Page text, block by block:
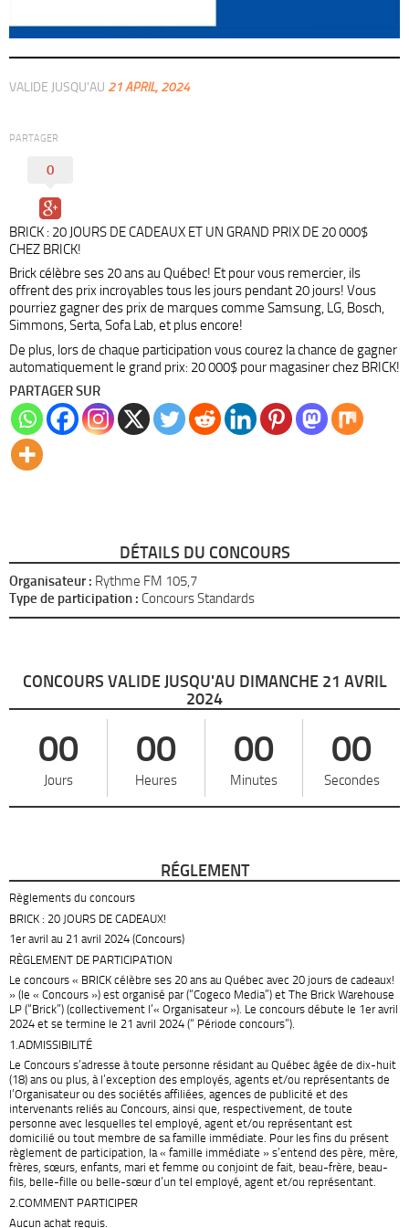
VALIDE JUSQU'AU 21 APRIL, 2024
PARTAGER
0
BRICK : 20 JOURS DE CADEAUX ET UN GRAND PRIX DE 20 000$
CHEZ BRICK!
Brick célèbre ses 20 ans au Québec! Et pour vous remercier, ils
offrent des prix incroyables tous les jours pendant 20 jours! Vous
pourriez gagner des prix de marques comme Samsung, LG, Bosch,
Simmons, Serta, Sofa Lab, et plus encore!
De plus, lors de chaque participation vous courez la chance de gagner
automatiquement le grand prix: 20 000$ pour magasiner chez BRICK!
PARTAGER SUR
DÉTAILS DU CONCOURS
Organisateur : Rythme FM 105,7
Type de participation : Concours Standards
CONCOURS VALIDE JUSQU'AU DIMANCHE 21 AVRIL
2024
00
Jours
00
Heures
00
Minutes
00
Secondes
RÉGLEMENT
Règlements du concours
BRICK : 20 JOURS DE CADEAUX!
1er avril au 21 avril 2024 (Concours)
RÈGLEMENT DE PARTICIPATION
Le concours « BRICK célèbre ses 20 ans au Québec avec 20 jours de cadeaux!
» (le « Concours ») est organisé par (“Cogeco Media”) et The Brick Warehouse
LP (“Brick”) (collectivement l’« Organisateur »). Le concours débute le 1er avril
2024 et se termine le 21 avril 2024 (“ Période concours”).
1.ADMISSIBILITÉ
Le Concours s’adresse à toute personne résidant au Québec âgée de dix-huit
(18) ans ou plus, à l’exception des employés, agents et/ou représentants de
l’Organisateur ou des sociétés affiliées, agences de publicité et des
intervenants reliés au Concours, ainsi que, respectivement, de toute
personne avec lesquelles tel employé, agent et/ou représentant est
domicilié ou tout membre de sa famille immédiate. Pour les fins du présent
règlement de participation, la « famille immédiate » s’entend des père, mère,
frères, sœurs, enfants, mari et femme ou conjoint de fait, beau-frère, beau-
fils, belle-fille ou belle-sœur d’un tel employé, agent et/ou représentant.
2.COMMENT PARTICIPER
Aucun achat requis.